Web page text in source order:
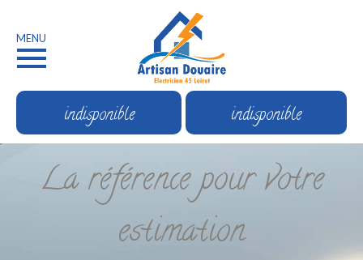
MENU
indisponible indisponible
La référence pour votre
estimation